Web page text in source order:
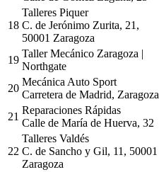
18
Talleres Piquer
C. de Jerónimo Zurita, 21,
50001 Zaragoza
19
Taller Mecánico Zaragoza |
Northgate
20
Mecánica Auto Sport
Carretera de Madrid, Zaragoza
21
Reparaciones Rápidas
Calle de María de Huerva, 32
22
Talleres Valdés
C. de Sancho y Gil, 11, 50001
Zaragoza